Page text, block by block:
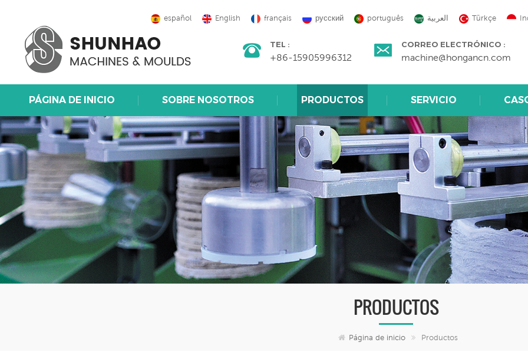
español English français русский português العربية Türkçe
TEL :
+86-15905996312
CORREO ELECTRÓNICO :
machine@hongancn.com
PÁGINA DE INICIO SOBRE NOSOTROS PRODUCTOS SERVICIO
PRODUCTOS
Página de inicio Productos